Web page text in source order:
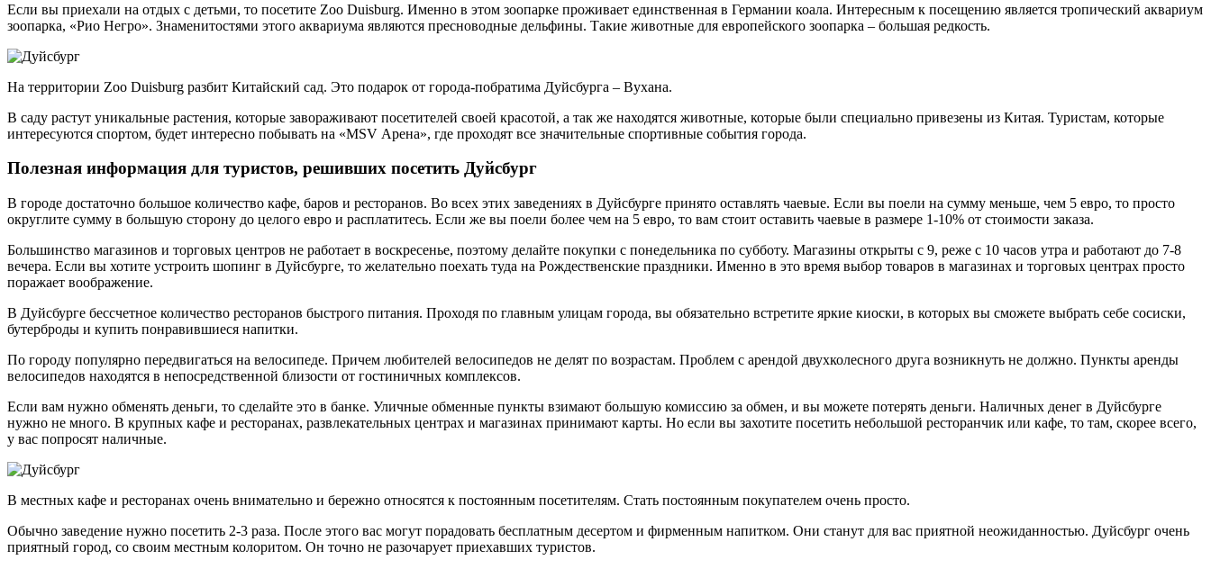
Если вы приехали на отдых с детьми, то посетите Zoo Duisburg. Именно в этом зоопарке проживает единственная в Германии коала. Интересным к посещению является тропический аквариум
зоопарка, «Рио Негро». Знаменитостями этого аквариума являются пресноводные дельфины. Такие животные для европейского зоопарка – большая редкость.
На территории Zoo Duisburg разбит Китайский сад. Это подарок от города-побратима Дуйсбурга – Вухана.
В саду растут уникальные растения, которые завораживают посетителей своей красотой, а так же находятся животные, которые были специально привезены из Китая. Туристам, которые
интересуются спортом, будет интересно побывать на «MSV Арена», где проходят все значительные спортивные события города.
Полезная информация для туристов, решивших посетить Дуйсбург
В городе достаточно большое количество кафе, баров и ресторанов. Во всех этих заведениях в Дуйсбурге принято оставлять чаевые. Если вы поели на сумму меньше, чем 5 евро, то просто
округлите сумму в большую сторону до целого евро и расплатитесь. Если же вы поели более чем на 5 евро, то вам стоит оставить чаевые в размере 1-10% от стоимости заказа.
Большинство магазинов и торговых центров не работает в воскресенье, поэтому делайте покупки с понедельника по субботу. Магазины открыты с 9, реже с 10 часов утра и работают до 7-8
вечера. Если вы хотите устроить шопинг в Дуйсбурге, то желательно поехать туда на Рождественские праздники. Именно в это время выбор товаров в магазинах и торговых центрах просто
поражает воображение.
В Дуйсбурге бессчетное количество ресторанов быстрого питания. Проходя по главным улицам города, вы обязательно встретите яркие киоски, в которых вы сможете выбрать себе сосиски,
бутерброды и купить понравившиеся напитки.
По городу популярно передвигаться на велосипеде. Причем любителей велосипедов не делят по возрастам. Проблем с арендой двухколесного друга возникнуть не должно. Пункты аренды
велосипедов находятся в непосредственной близости от гостиничных комплексов.
Если вам нужно обменять деньги, то сделайте это в банке. Уличные обменные пункты взимают большую комиссию за обмен, и вы можете потерять деньги. Наличных денег в Дуйсбурге
нужно не много. В крупных кафе и ресторанах, развлекательных центрах и магазинах принимают карты. Но если вы захотите посетить небольшой ресторанчик или кафе, то там, скорее всего,
у вас попросят наличные.
В местных кафе и ресторанах очень внимательно и бережно относятся к постоянным посетителям. Стать постоянным покупателем очень просто.
Обычно заведение нужно посетить 2-3 раза. После этого вас могут порадовать бесплатным десертом и фирменным напитком. Они станут для вас приятной неожиданностью. Дуйсбург очень
приятный город, со своим местным колоритом. Он точно не разочарует приехавших туристов.